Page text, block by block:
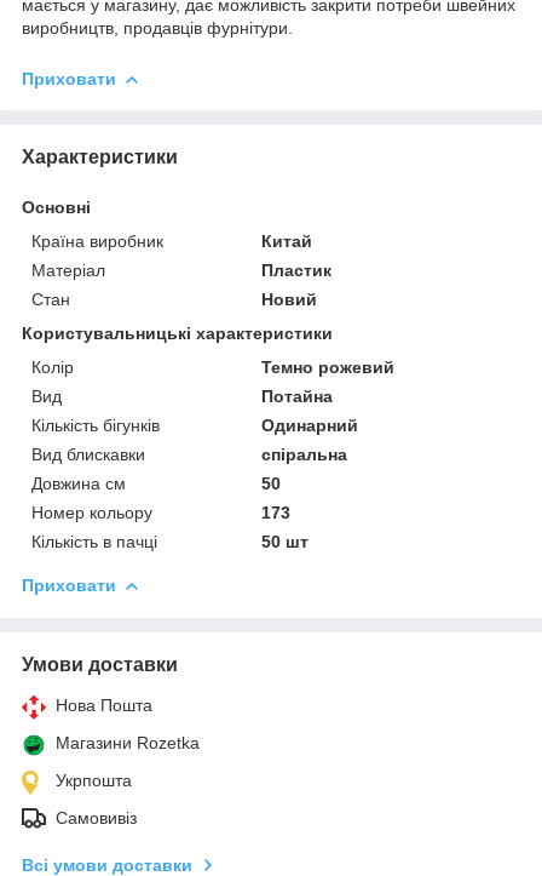
мається у магазину, дає можливість закрити потреби швейних
виробництв, продавців фурнітури.
Приховати
Характеристики
Основні
Країна виробник
Китай
Матеріал
Пластик
Стан
Новий
Користувальницькі характеристики
Колір
Темно рожевий
Вид
Потайна
Кількість бігунків
Одинарний
Вид блискавки
спіральна
Довжина см
50
Номер кольору
173
Кількість в пачці
50 шт
Приховати
Умови доставки
Нова Пошта
Магазини Rozetka
Укрпошта
Самовивіз
Всі умови доставки